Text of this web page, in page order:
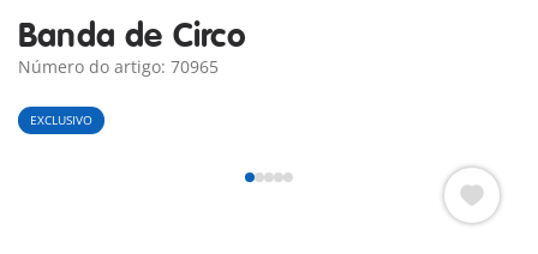
Banda de Circo
Número do artigo: 70965
EXCLUSIVO